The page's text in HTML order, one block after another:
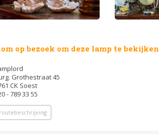
op bezoek om deze lamp te bekijken
Grothestraat 45
CK Soest
- 789 33 55
routebeschrijving